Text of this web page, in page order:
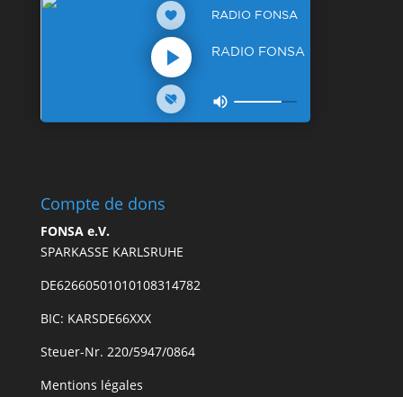
Compte de dons
FONSA e.V.
SPARKASSE KARLSRUHE
DE62660501010108314782
BIC: KARSDE66XXX
Steuer-Nr. 220/5947/0864
Mentions légales